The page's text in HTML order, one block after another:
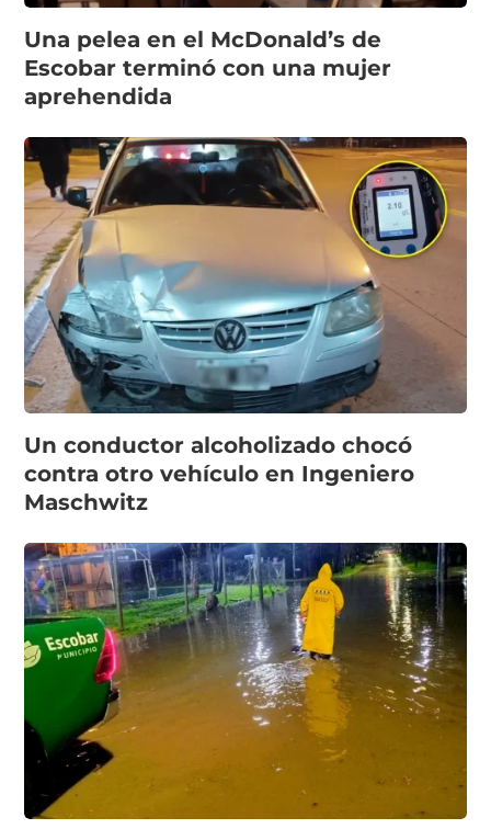
Una pelea en el McDonald’s de
Escobar terminó con una mujer
aprehendida
Un conductor alcoholizado chocó
contra otro vehículo en Ingeniero
Maschwitz